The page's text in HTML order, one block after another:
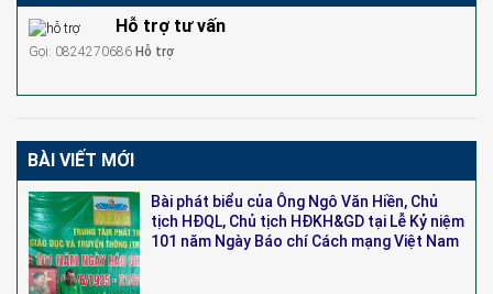
Hỗ trợ tư vấn
Gọi: 0824270686 Hỗ trợ
BÀI VIẾT MỚI
Bài phát biểu của Ông Ngô Văn Hiền, Chủ
tịch HĐQL, Chủ tịch HĐKH&GD tại Lễ Kỷ niệm
101 năm Ngày Báo chí Cách mạng Việt Nam